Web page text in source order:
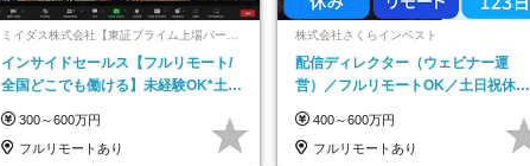
ミイダス株式会社【東証プライム上場パーソ
インサイドセールス【フルリモート/
全国どこでも働ける】未経験OK*土日
300～600万円
フルリモートあり
株式会社さくらインベスト
配信ディレクター（ウェビナー運
営）／フルリモートOK／土日祝休み
400～600万円
フルリモートあり